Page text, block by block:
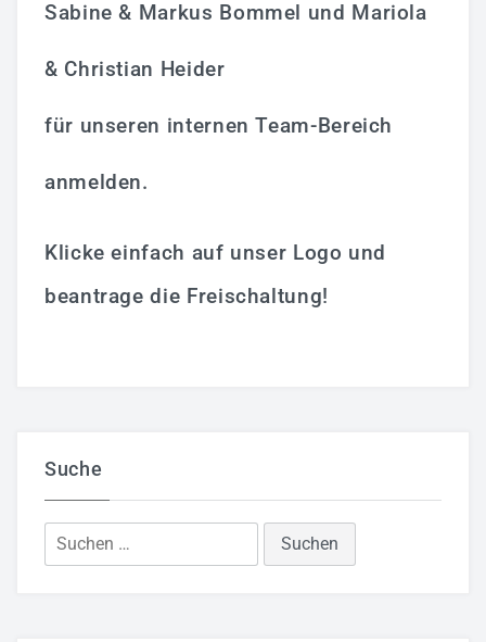
Sabine & Markus Bommel und Mariola
& Christian Heider
für unseren internen Team-Bereich
anmelden.
Klicke einfach auf unser Logo und
beantrage die Freischaltung!
Suche
Suchen
nach: